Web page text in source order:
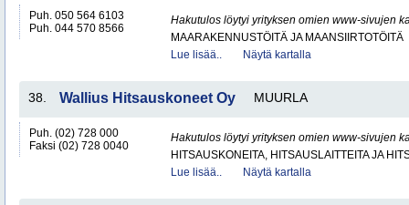
Puh. 050 564 6103
Puh. 044 570 8566
Hakutulos löytyi yrityksen omien www-sivujen
MAARAKENNUSTÖITÄ JA MAANSIIRTOTÖITÄ
Lue lisää..
Näytä kartalla
38. Wallius Hitsauskoneet Oy MUURLA
Puh. (02) 728 000
Faksi (02) 728 0040
Hakutulos löytyi yrityksen omien www-sivujen
HITSAUSKONEITA, HITSAUSLAITTEITA JA
Lue lisää..
Näytä kartalla